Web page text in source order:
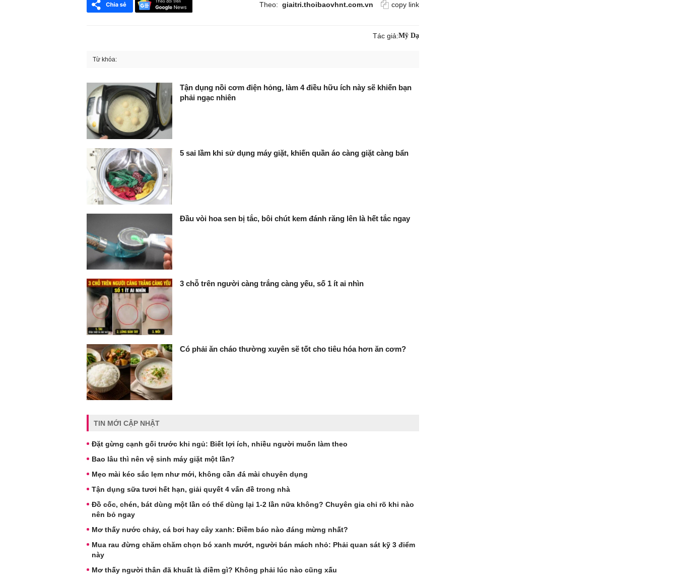
Theo: giaitri.thoibaovhnt.com.vn copy link
Tác giả:Mỹ Dạ
Từ khóa:
Tận dụng nồi cơm điện hỏng, làm 4 điều hữu ích này sẽ khiến bạn
phải ngạc nhiên
5 sai lầm khi sử dụng máy giặt, khiến quần áo càng giặt càng bẩn
Đầu vòi hoa sen bị tắc, bôi chút kem đánh răng lên là hết tắc ngay
3 chỗ trên người càng trắng càng yếu, số 1 ít ai nhìn
Có phải ăn cháo thường xuyên sẽ tốt cho tiêu hóa hơn ăn cơm?
TIN MỚI CẬP NHẬT
Đặt gừng cạnh gối trước khi ngủ: Biết lợi ích, nhiều người muốn làm theo
Bao lâu thì nên vệ sinh máy giặt một lần?
Mẹo mài kéo sắc lẹm như mới, không cần đá mài chuyên dụng
Tận dụng sữa tươi hết hạn, giải quyết 4 vấn đề trong nhà
Đồ cốc, chén, bát dùng một lần có thể dùng lại 1-2 lần nữa không? Chuyên gia chỉ rõ khi nào
nên bỏ ngay
Mơ thấy nước chảy, cá bơi hay cây xanh: Điềm báo nào đáng mừng nhất?
Mua rau đừng chăm chăm chọn bó xanh mướt, người bán mách nhỏ: Phải quan sát kỹ 3 điểm
này
Mơ thấy người thân đã khuất là điềm gì? Không phải lúc nào cũng xấu